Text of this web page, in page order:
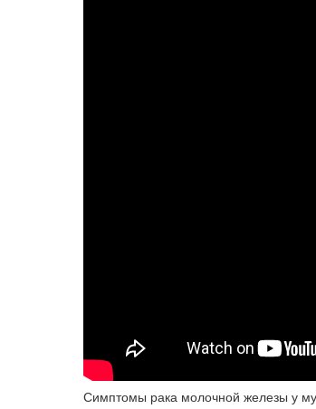
Симптомы рака молочной железы у